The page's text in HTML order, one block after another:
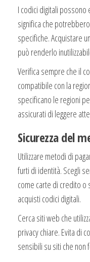
I codici digitali
significa che
specifiche. Acquistare
può renderlo
Verifica sempre che il
compatibile con la
specificano le regioni
assicurati di leggere
Sicurezza del
Utilizzare metodi di
furti di identità. Scegli
come carte di credito o
acquisti codici digitali.
Cerca siti web che
privacy chiare. Evita di
sensibili su siti che non